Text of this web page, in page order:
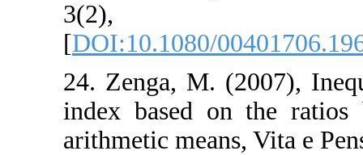
[DOI:10.1080/
24. Zenga, M.
index based on
arithmetic